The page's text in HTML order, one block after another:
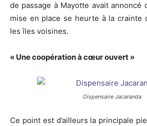
de passage à Mayotte avait annoncé
mise en place se heurte à la crainte
les îles voisines.
« Une coopération à cœur ouvert »
Dispensaire Jacaranda
Ce point est d’ailleurs la principale